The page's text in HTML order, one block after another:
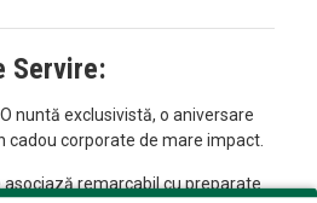
Servire:
O nuntă exclusivistă, o aniversare
cadou corporate de mare impact.
remarcabil cu preparate